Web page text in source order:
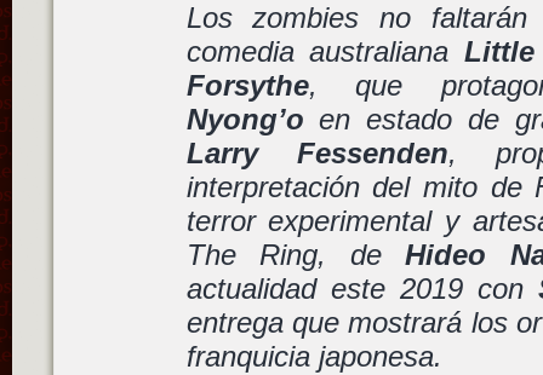
Los zombies no
comedia australiana Little
Forsythe, que
Nyong’o en estado de
Larry Fessenden,
interpretación del mito de
terror experimental y
The Ring, deHideo
actualidad este 2019 con
entrega que mostrará los
franquicia japonesa.